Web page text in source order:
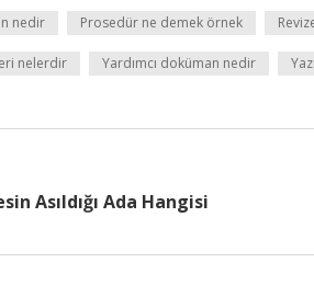
nedir Prosedür ne demek örnek
nelerdir Yardımcı doküman nedir
Asıldığı Ada Hangisi